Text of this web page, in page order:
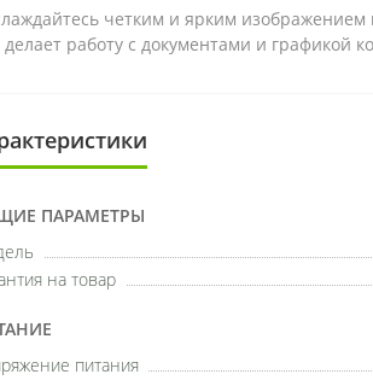
четким и ярким
делает работу с документами и графикой
ПАРАМЕТРЫ
на товар
питания